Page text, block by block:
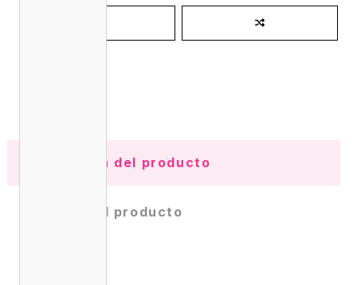
Información del producto
Detalles del producto